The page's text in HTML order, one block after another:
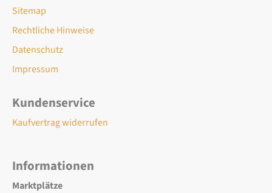
Sitemap
Rechtliche Hinweise
Datenschutz
Impressum
Kundenservice
Kaufvertrag widerrufen
Informationen
Marktplätze